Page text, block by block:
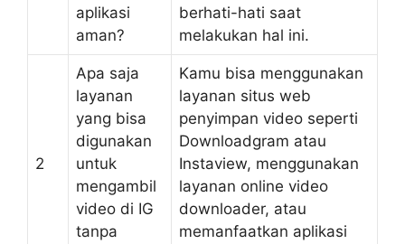
aplikasi
aman?
berhati-hati saat
melakukan hal ini.
2
Apa saja
layanan
yang bisa
digunakan
untuk
mengambil
video di IG
tanpa
Kamu bisa menggunakan
layanan situs web
penyimpan video seperti
Downloadgram atau
Instaview, menggunakan
layanan online video
downloader, atau
memanfaatkan aplikasi